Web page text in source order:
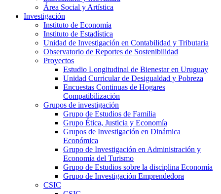
Área Social y Artística
Investigación
Instituto de Economía
Instituto de Estadística
Unidad de Investigación en Contabilidad y Tributaria
Observatorio de Reportes de Sostenibilidad
Proyectos
Estudio Longitudinal de Bienestar en Uruguay
Unidad Curricular de Desigualdad y Pobreza
Encuestas Continuas de Hogares
Compatibilización
Grupos de investigación
Grupo de Estudios de Familia
Grupo Ética, Justicia y Economía
Grupos de Investigación en Dinámica
Económica
Grupo de Investigación en Administración y
Economía del Turismo
Grupo de Estudios sobre la disciplina Economía
Grupo de Investigación Emprendedora
CSIC